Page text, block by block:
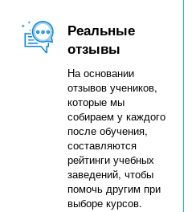
Реальные
отзывы
На основании
отзывов учеников,
которые мы
собираем у каждого
после обучения,
составляются
рейтинги учебных
заведений, чтобы
помочь другим при
выборе курсов.